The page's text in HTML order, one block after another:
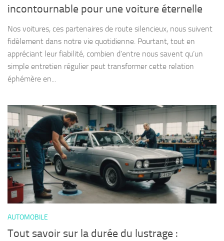
incontournable pour une voiture éternelle
Nos voitures, ces partenaires de route silencieux, nous suivent
fidèlement dans notre vie quotidienne. Pourtant, tout en
appréciant leur fiabilité, combien d’entre nous savent qu’un
simple entretien régulier peut transformer cette relation
éphémère en...
AUTOMOBILE
Tout savoir sur la durée du lustrage :